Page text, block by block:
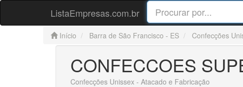
ListaEmpresas.com.br
Início Barra de São Francisco - ES Confecções
CONFECCOES
Confecções Unissex - Atacado e Fabricação